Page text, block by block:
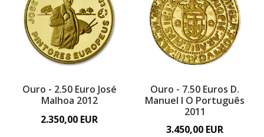
Ouro - 2.50 Euro José
Malhoa 2012
2.350,00 EUR
Ouro - 7.50 Euros D.
Manuel I O Português
2011
3.450,00 EUR